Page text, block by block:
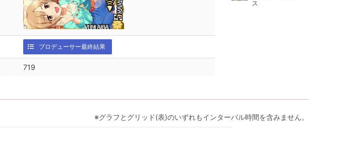
プロデューサー最終結果
719
ス
※グラフとグリッド(表)のいずれもインターバル時間を含みません。